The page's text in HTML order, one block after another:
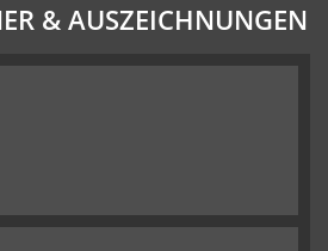
& AUSZEICHNUNGEN